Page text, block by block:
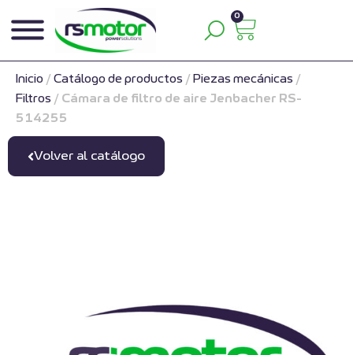
0
Inicio / Catálogo de productos / Piezas mecánicas /
Filtros / Cámara de filtro de aire Jenbacher RS-
514255
Volver al catálogo